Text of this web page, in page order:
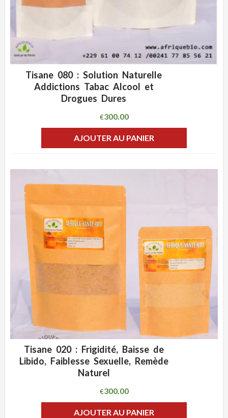
ADD WISHLIST
Tisane 080 : Solution Naturelle
Addictions Tabac Alcool et
Drogues Dures
€300.00
AJOUTER AU PANIER
ADD WISHLIST
Tisane 020 : Frigidité, Baisse de
Libido, Faiblesse Sexuelle, Remède
Naturel
€300.00
AJOUTER AU PANIER